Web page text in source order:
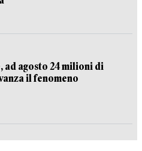
ad agosto 24 milioni di
il fenomeno